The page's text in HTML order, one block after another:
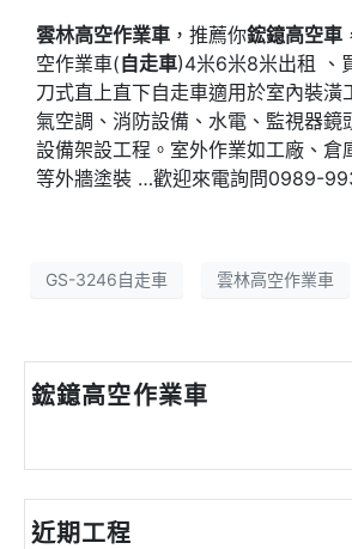
雲林高空作業車 ，推薦你鋐鐿高空車
空作業車(自走車)4米6米8米出租 、
刀式直上直下自走車適用於室內裝潢
氣空調、消防設備、水電、監視器鏡
設備架設工程。室外作業如工廠、倉
等外牆塗裝 …歡迎來電詢問0989-
GS-3246自走車 雲林高空作業車
鋐鐿高空作業車
近期工程